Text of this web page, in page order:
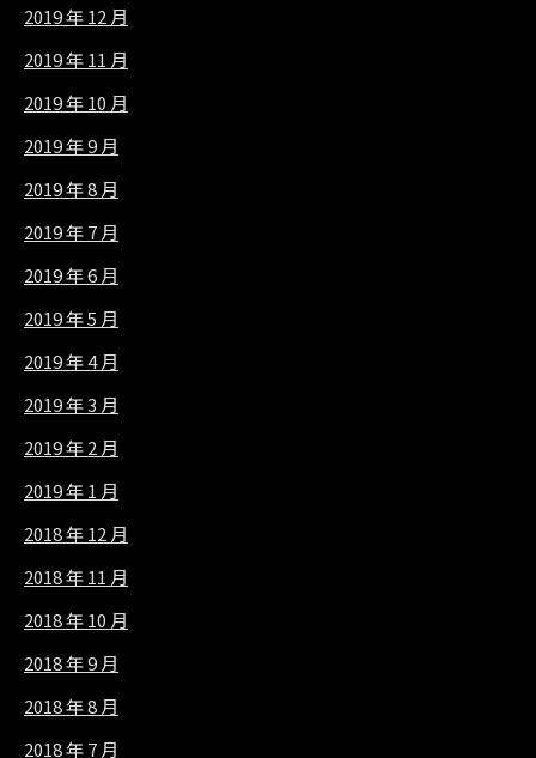
2019 年 12 月
2019 年 11 月
2019 年 10 月
2019 年 9 月
2019 年 8 月
2019 年 7 月
2019 年 6 月
2019 年 5 月
2019 年 4 月
2019 年 3 月
2019 年 2 月
2019 年 1 月
2018 年 12 月
2018 年 11 月
2018 年 10 月
2018 年 9 月
2018 年 8 月
2018 年 7 月